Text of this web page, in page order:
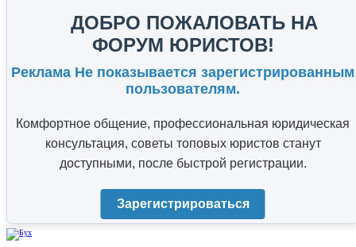
ДОБРО ПОЖАЛОВАТЬ НА
ФОРУМ ЮРИСТОВ!
Реклама Не показывается зарегистрированным
пользователям.
Комфортное общение, профессиональная юридическая
консультация, советы топовых юристов станут
доступными, после быстрой регистрации.
Зарегистрироваться